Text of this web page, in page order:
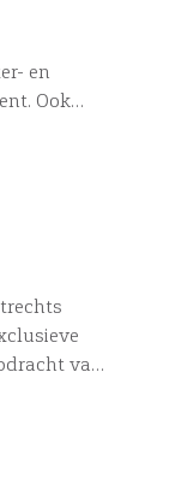
in
70,00.
koeling
naar
en
en
Ook
en
van
onder